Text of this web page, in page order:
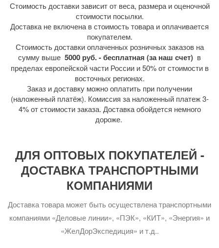
Стоимость доставки зависит от веса, размера и оценочной
стоимости посылки.
Доставка не включена в стоимость товара и оплачивается
покупателем.
Стоимость доставки оплаченных розничных заказов на
сумму выше 5000 руб. - бесплатная (за наш счет) в
пределах европейской части России и 50% от стоимости в
восточных регионах.
Заказ и доставку можно оплатить при получении
(наложенный платёж). Комиссия за наложенный платеж 3-
4% от стоимости заказа. Доставка обойдется немного
дороже.
ДЛЯ ОПТОВЫХ ПОКУПАТЕЛЕЙ -
ДОСТАВКА ТРАНСПОРТНЫМИ
КОМПАНИЯМИ
Доставка товара может быть осуществлена транспортными
компаниями «Деловые линии», «ПЭК», «КИТ», «Энергия» и
«ЖелДорЭкспедиция» и т.д..